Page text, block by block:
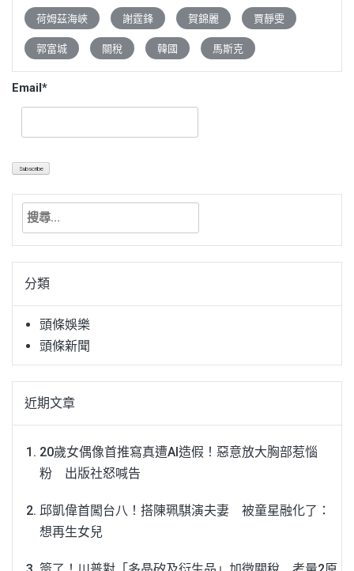
荷姆茲海峽 謝霆鋒 賀錦麗 賈靜雯
郭富城 關稅 韓國 馬斯克
Email*
搜
關
字:分類
頭條娛樂
頭條新聞
近期文章
20歲女偶像首推寫真遭AI造假！惡意放大胸部惹惱
粉 出版社怒喊告
邱凱偉首闖台八！搭陳珮騏演夫妻 被童星融化了：
想再生女兒